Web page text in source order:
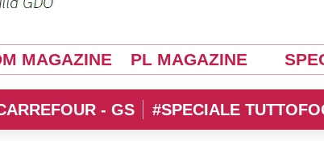
MAGAZINE PL MAGAZINE
- GS #SPECIALE